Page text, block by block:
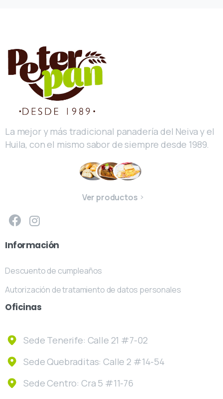
La mejor y más tradicional panadería del Neiva y el
Huila, con el mismo sabor de siempre desde 1989.
Ver productos
Información
Descuento de cumpleaños
Autorización de tratamiento de datos personales
Oficinas
Sede Tenerife: Calle 21 #7-02
Sede Quebraditas: Calle 2 #14-54
Sede Centro: Cra 5 #11-76